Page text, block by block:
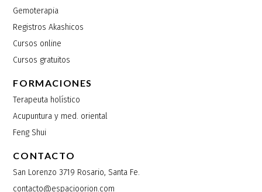
Gemoterapia
Registros Akashicos
Cursos online
Cursos gratuitos
FORMACIONES
Terapeuta holístico
Acupuntura y med. oriental
Feng Shui
CONTACTO
San Lorenzo 3719 Rosario, Santa Fe.
contacto@espacioorion.com